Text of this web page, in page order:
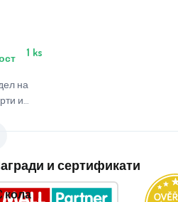
на
и
1 ks
кола
и сертификати